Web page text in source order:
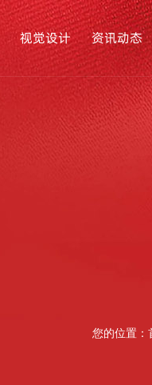
视觉设计 资讯动态
您的位置：